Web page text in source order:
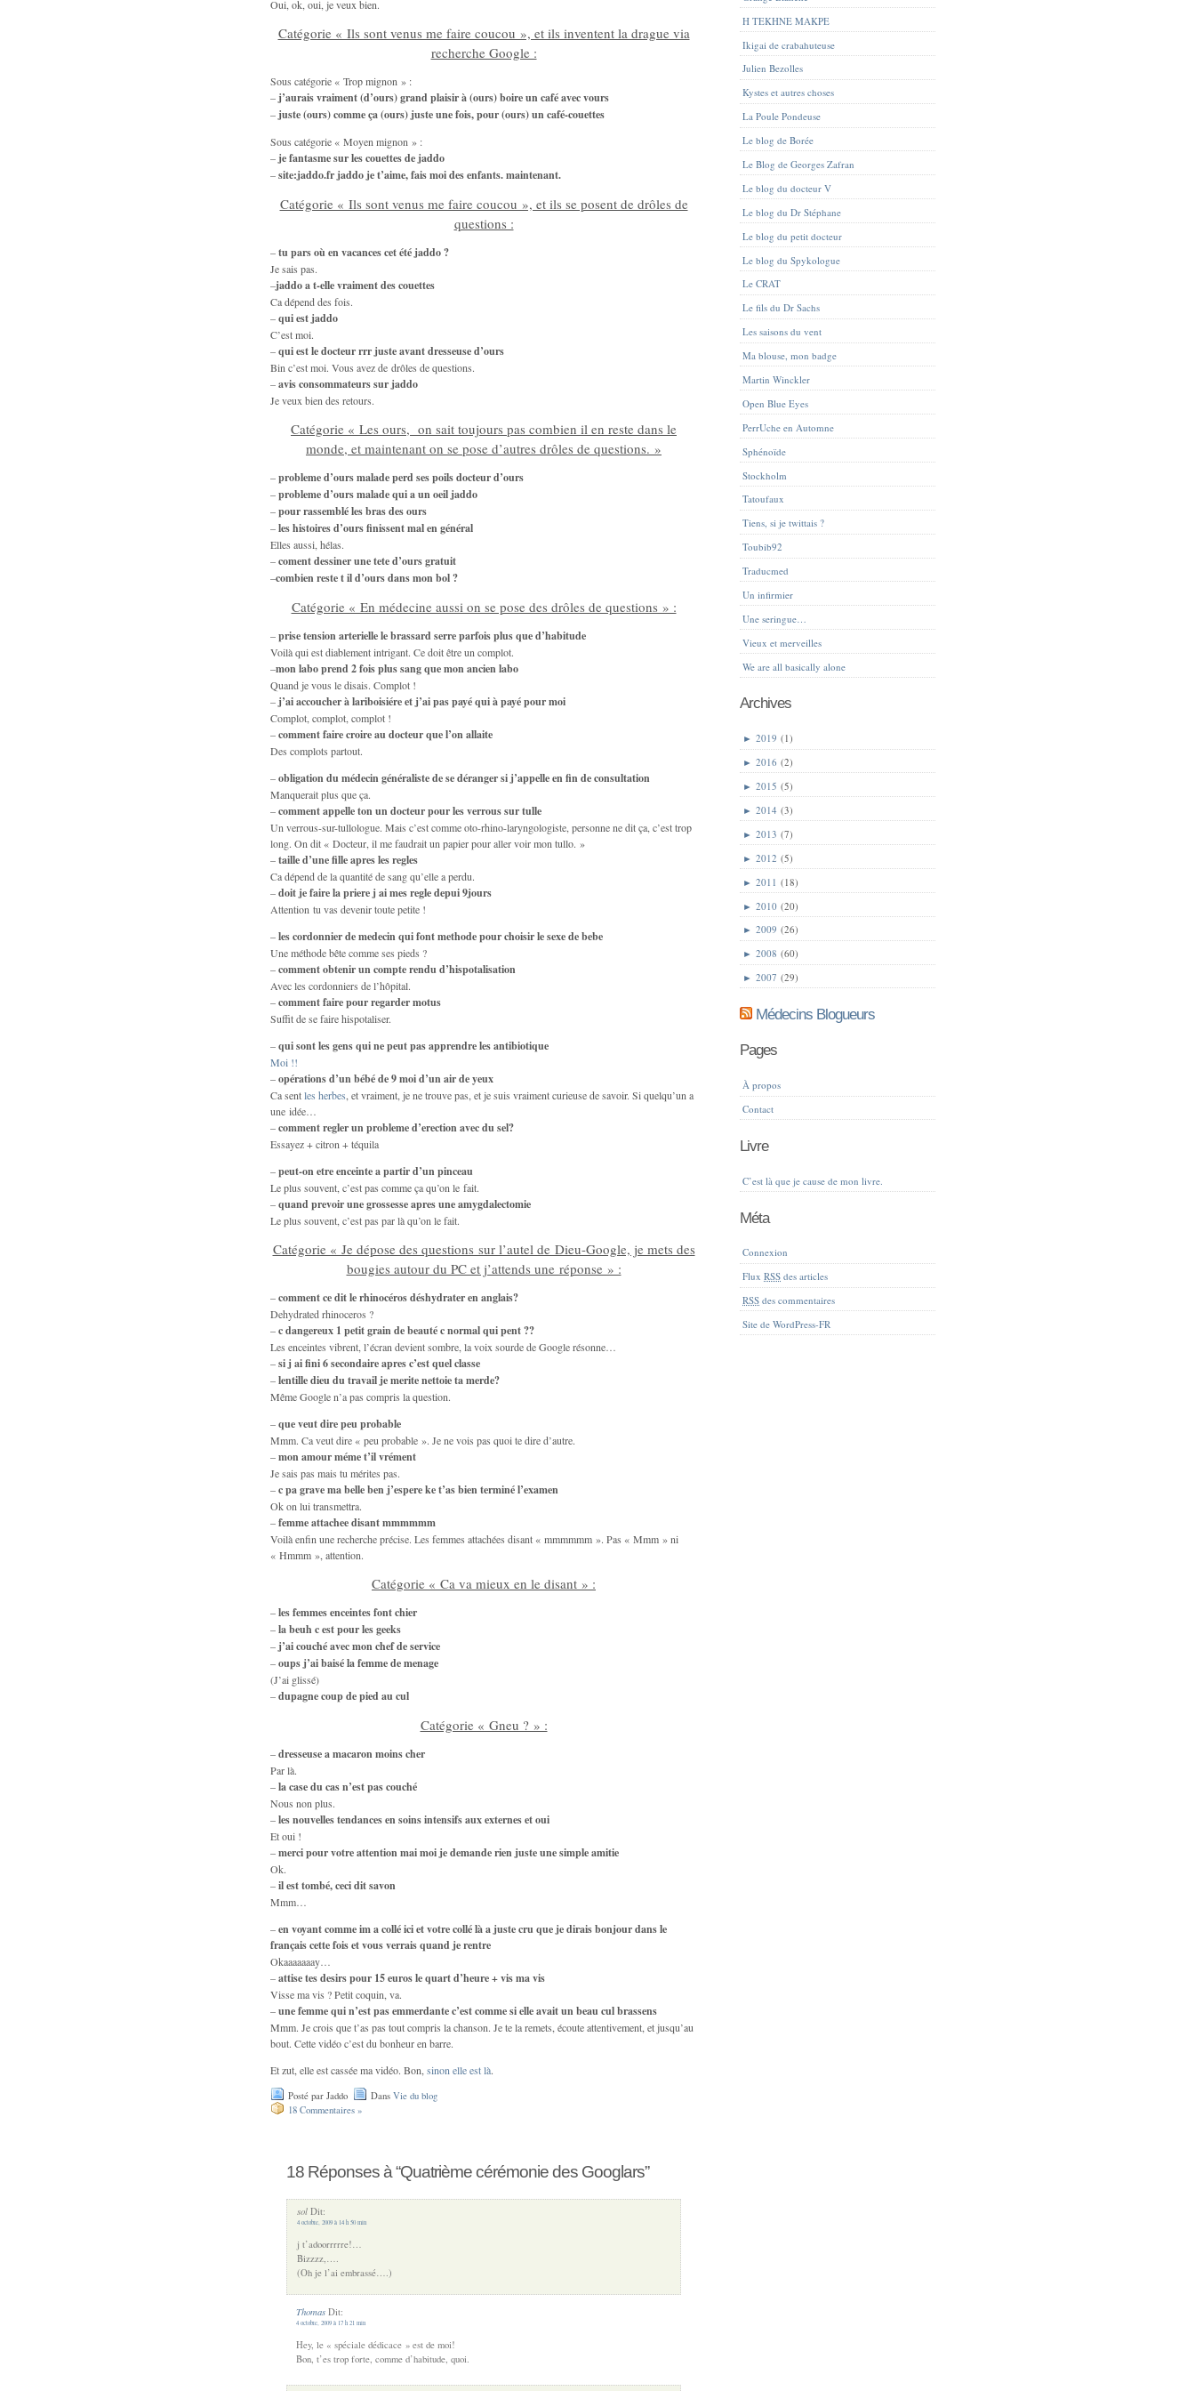
Oui, ok, oui, je veux bien.
Catégorie « Ils sont venus me faire coucou », et ils inventent la drague via
recherche Google :
Sous catégorie « Trop mignon » :
– j’aurais vraiment (d’ours) grand plaisir à (ours) boire un café avec vours
– juste (ours) comme ça (ours) juste une fois, pour (ours) un café-couettes
Sous catégorie « Moyen mignon » :
– je fantasme sur les couettes de jaddo
–site:jaddo.fr jaddo je t’aime, fais moi des enfants. maintenant.
Catégorie « Ils sont venus me faire coucou », et ils se posent de drôles de
questions :
–tu pars où en vacances cet été jaddo ?
Je sais pas.
–jaddo a t-elle vraiment des couettes
Ca dépend des fois.
–qui est jaddo
C’est moi.
–qui est le docteur rrr juste avant dresseuse d’ours
Bin c’est moi. Vous avez de drôles de questions.
–avis consommateurs sur jaddo
Je veux bien des retours.
Catégorie « Les ours, on sait toujours pas combien il en reste dans le
monde, et maintenant on se pose d’autres drôles de questions. »
–probleme d’ours malade perd ses poils docteur d’ours
–probleme d’ours malade qui a un oeil jaddo
–pour rassemblé les bras des ours
–les histoires d’ours finissent mal en général
Elles aussi, hélas.
–coment dessiner une tete d’ours gratuit
–combien reste t il d’ours dans mon bol ?
Catégorie « En médecine aussi on se pose des drôles de questions » :
–prise tension arterielle le brassard serre parfois plus que d’habitude
Voilà qui est diablement intrigant. Ce doit être un complot.
–mon labo prend 2 fois plus sang que mon ancien labo
Quand je vous le disais. Complot !
– j’ai accoucher à lariboisiére et j’ai pas payé qui à payé pour moi
Complot, complot, complot !
–comment faire croire au docteur que l’on allaite
Des complots partout.
–obligation du médecin généraliste de se déranger si j’appelle en fin de consultation
Manquerait plus que ça.
–comment appelle ton un docteur pour les verrous sur tulle
Un verrous-sur-tullologue. Mais c’est comme oto-rhino-laryngologiste, personne ne dit ça, c’est trop
long. On dit « Docteur, il me faudrait un papier pour aller voir mon tullo. »
–taille d’une fille apres les regles
Ca dépend de la quantité de sang qu’elle a perdu.
–doit je faire la priere j ai mes regle depui 9jours
Attention tu vas devenir toute petite !
–les cordonnier de medecin qui font methode pour choisir le sexe de bebe
Une méthode bête comme ses pieds ?
–comment obtenir un compte rendu d’hispotalisation
Avec les cordonniers de l’hôpital.
–comment faire pour regarder motus
Suffit de se faire hispotaliser.
–qui sont les gens qui ne peut pas apprendre les antibiotique
Moi !!
–opérations d’un bébé de 9 moi d’un air de yeux
Ca sentles herbes , et vraiment, je ne trouve pas, et je suis vraiment curieuse de savoir. Si quelqu’un a
une idée…
–comment regler un probleme d’erection avec du sel?
Essayez + citron + téquila
–peut-on etre enceinte a partir d’un pinceau
Le plus souvent, c’est pas comme ça qu’on le fait.
–quand prevoir une grossesse apres une amygdalectomie
Le plus souvent, c’est pas par là qu’on le fait.
Catégorie « Je dépose des questions sur l’autel de Dieu-Google, je mets des
bougies autour du PC et j’attends une réponse » :
–comment ce dit le rhinocéros déshydrater en anglais?
Dehydrated rhinoceros ?
–c dangereux 1 petit grain de beauté c normal qui pent ??
Les enceintes vibrent, l’écran devient sombre, la voix sourde de Google résonne…
–si j ai fini 6 secondaire apres c’est quel classe
–lentille dieu du travail je merite nettoie ta merde?
Même Google n’a pas compris la question.
–que veut dire peu probable
Mmm. Ca veut dire « peu probable ». Je ne vois pas quoi te dire d’autre.
–mon amour méme t’il vrément
Je sais pas mais tu mérites pas.
–c pa grave ma belle ben j’espere ke t’as bien terminé l’examen
Ok on lui transmettra.
–femme attachee disant mmmmmm
Voilà enfin une recherche précise. Les femmes attachées disant « mmmmmm ». Pas « Mmm » ni
« Hmmm », attention.
Catégorie « Ca va mieux en le disant » :
–les femmes enceintes font chier
–la beuh c est pour les geeks
– j’ai couché avec mon chef de service
–oups j’ai baisé la femme de menage
(J’ai glissé)
–dupagne coup de pied au cul
Catégorie « Gneu ? » :
–dresseuse a macaron moins cher
Par là.
–la case du cas n’est pas couché
Nous non plus.
–les nouvelles tendances en soins intensifs aux externes et oui
Et oui !
–merci pour votre attention mai moi je demande rien juste une simple amitie
Ok.
–il est tombé, ceci dit savon
Mmm…
–en voyant comme im a collé ici et votre collé là a juste cru que je dirais bonjour dans le
français cette fois et vous verrais quand je rentre
Okaaaaaaay…
–attise tes desirs pour 15 euros le quart d’heure + vis ma vis
Visse ma vis ? Petit coquin, va.
–une femme qui n’est pas emmerdante c’est comme si elle avait un beau cul brassens
Mmm. Je crois que t’as pas tout compris la chanson. Je te la remets, écoute attentivement, et jusqu’au
bout. Cette vidéo c’est du bonheur en barre.
Et zut, elle est cassée ma vidéo. Bon, sinon elle est là.
Posté par Jaddo Dans Vie du blog
18 Commentaires »
18 Réponses à “Quatrième cérémonie des Googlars”
solDit:
4 octobre, 2009 à 14 h 50 min
j t’adoorrrrre!…
Bizzzz,….
(Oh je l’ai embrassé….)
ThomasDit:
4 octobre, 2009 à 17 h 21 min
Hey, le « spéciale dédicace » est de moi!
Bon, t’es trop forte, comme d’habitude, quoi.
H TEKHNE MAKPE
Ikigai de crabahuteuse
Julien Bezolles
Kystes et autres choses
La Poule Pondeuse
Le blog de Borée
Le Blog de Georges Zafran
Le blog du docteur V
Le blog du Dr Stéphane
Le blog du petit docteur
Le blog du Spykologue
Le CRAT
Le fils du Dr Sachs
Les saisons du vent
Ma blouse, mon badge
Martin Winckler
Open Blue Eyes
PerrUche en Automne
Sphénoïde
Stockholm
Tatoufaux
Tiens, si je twittais ?
Toubib92
Traducmed
Un infirmier
Une seringue…
Vieux et merveilles
We are all basically alone
Archives
►2019 (1)
►2016 (2)
►2015 (5)
►2014 (3)
►2013 (7)
►2012 (5)
►2011 (18)
►2010 (20)
►2009 (26)
►2008 (60)
►2007 (29)
Médecins Blogueurs
Pages
À propos
Contact
Livre
C’est là que je cause de mon livre.
Méta
Connexion
FluxRSS des articles
RSS des commentaires
Site de WordPress-FR